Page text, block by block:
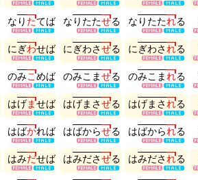
な り たてば な り たたせる な り たたれる
に ぎわせば に ぎわさせる に ぎわされる
のみこめば のみこ ませる のみこ まれる
はげませば はげま させる はげま される
はばかれば はばからせる はばかられる
はみだせば はみださせる はみだされる